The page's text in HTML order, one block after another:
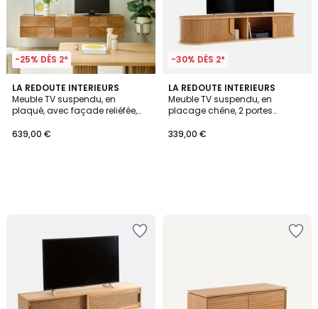
-25% DÈS 2*
LA REDOUTE INTERIEURS
Meuble TV suspendu, en
plaqué, avec façade reliéfée,
639,00 €
-30% DÈS 2*
LA REDOUTE INTERIEURS
Meuble TV suspendu, en
placage chêne, 2 portes
MARCELINO
339,00 €